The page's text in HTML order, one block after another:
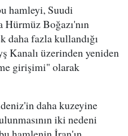
hamleyi, Suudi
Hürmüz Boğazı'nın
daha fazla kullandığı
Kanalı üzerinden yeniden
girişimi" olarak
daha kuzeyine
iki nedeni